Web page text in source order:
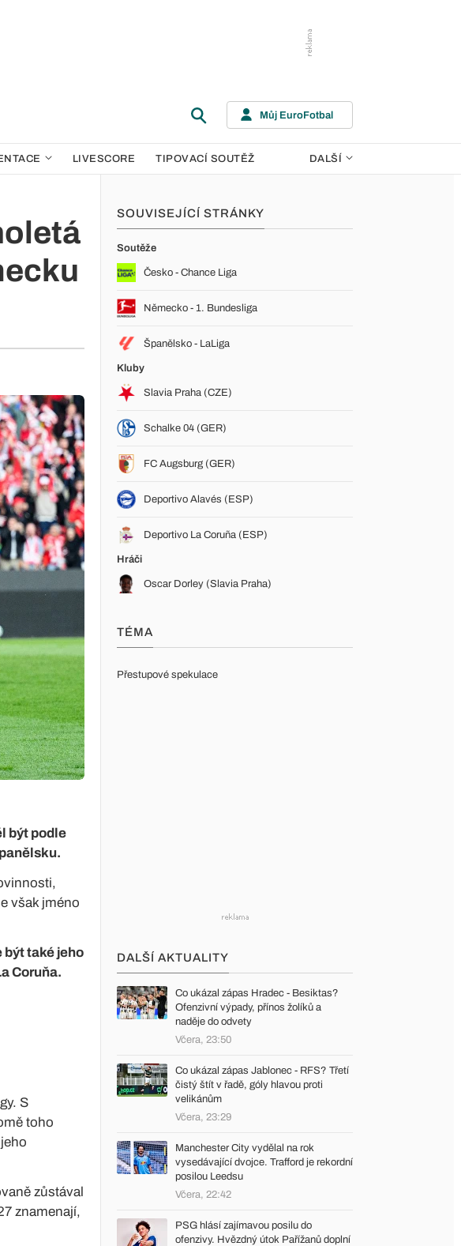
Můj EuroFotbal
LIVESCORE TIPOVACÍ SOUTĚŽ DALŠÍ
být podle
však jméno
být také jeho
Coruňa.
S
toho
zůstával
znamenají,
SOUVISEJÍCÍ STRÁNKY
Soutěže
Česko - Chance Liga
Německo - 1. Bundesliga
Španělsko - LaLiga
Kluby
Slavia Praha (CZE)
Schalke 04 (GER)
FC Augsburg (GER)
Deportivo Alavés (ESP)
Deportivo La Coruña (ESP)
Hráči
Oscar Dorley (Slavia Praha)
TÉMA
Přestupové spekulace
DALŠÍ AKTUALITY
Co ukázal zápas Hradec - Besiktas?
Ofenzivní výpady, přínos žolíků a
naděje do odvety
Včera, 23:50
Co ukázal zápas Jablonec - RFS? Třetí
čistý štít v řadě, góly hlavou proti
velikánům
Včera, 23:29
Manchester City vydělal na rok
vysedávající dvojce. Trafford je rekordní
posilou Leedsu
Včera, 22:42
PSG hlásí zajímavou posilu do
ofenzivy. Hvězdný útok Pařížanů doplní